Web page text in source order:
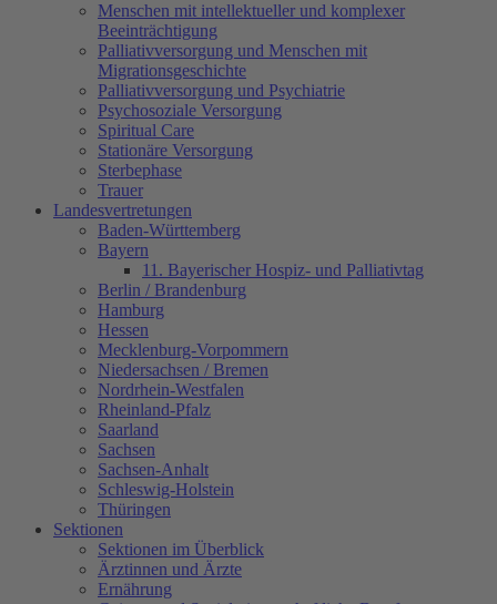
Menschen mit intellektueller und komplexer
Beeinträchtigung
Palliativversorgung und Menschen mit
Migrationsgeschichte
Palliativversorgung und Psychiatrie
Psychosoziale Versorgung
Spiritual Care
Stationäre Versorgung
Sterbephase
Trauer
Landesvertretungen
Baden-Württemberg
Bayern
11. Bayerischer Hospiz- und Palliativtag
Berlin / Brandenburg
Hamburg
Hessen
Mecklenburg-Vorpommern
Niedersachsen / Bremen
Nordrhein-Westfalen
Rheinland-Pfalz
Saarland
Sachsen
Sachsen-Anhalt
Schleswig-Holstein
Thüringen
Sektionen
Sektionen im Überblick
Ärztinnen und Ärzte
Ernährung